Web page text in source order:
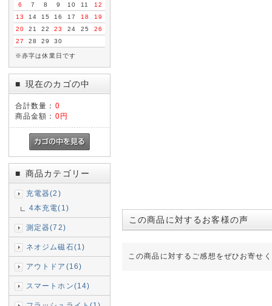
6
7 8 9 10 11
12
13
14 15 16 17 18
19
20
21 22 23 24 25
26
27
28 29 30
※赤字は休業日です
■ 現在のカゴの中
合計数量： 0
商品金額： 0円
■ 商品カテゴリー
充電器(2)
4本充電(1)
測定器(72)
ネオジム磁石(1)
アウトドア(16)
スマートホン(14)
この商品に対するお客様の声
この商品に対するご感想をぜひお寄せ